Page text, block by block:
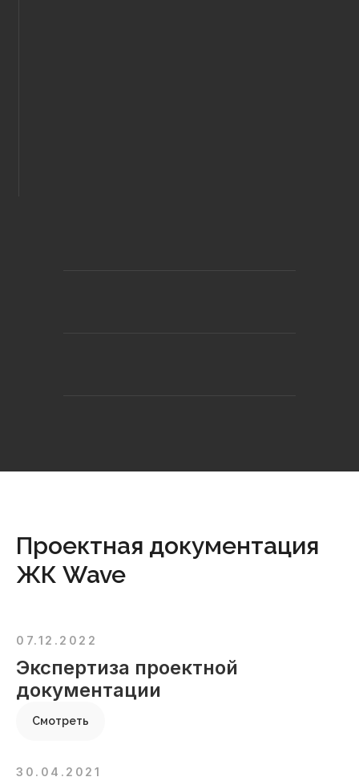
Проектная документация
ЖК Wave
07.12.2022
Экспертиза проектной
документации
Смотреть
30.04.2021